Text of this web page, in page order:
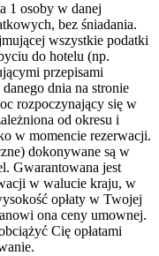
1 osoby w danej
bez śniadania.
wszystkie podatki
do hotelu (np.
przepisami
dnia na stronie
rozpoczynający się w
od okresu i
w momencie rezerwacji.
dokonywane są w
Gwarantowana jest
w walucie kraju, w
opłaty w Twojej
ona ceny umownej.
Cię opłatami